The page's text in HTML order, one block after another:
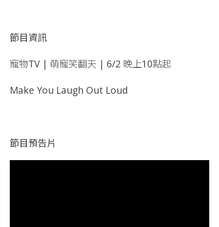
節目資訊
寵物TV | 萌寵笑翻天 | 6/2 晚上10點起
Make You Laugh Out Loud
節目預告片